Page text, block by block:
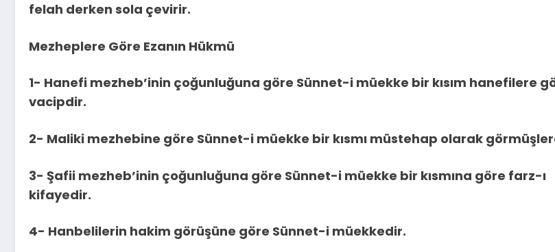
felah derken sola çevirir.
Mezheplere Göre Ezanın Hükmü
1- Hanefi mezheb’inin çoğunluğuna göre Sünnet-i müekke bir kısım hanefilere
vacipdir.
2- Maliki mezhebine göre Sünnet-i müekke bir kısmı müstehap olarak
3- Şafii mezheb’inin çoğunluğuna göre Sünnet-i müekke bir kısmına göre farz-ı
kifayedir.
4- Hanbelilerin hakim görüşüne göre Sünnet-i müekkedir.